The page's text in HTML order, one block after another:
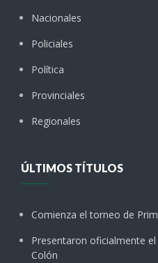
Nacionales
Policiales
Política
Provinciales
Regionales
ÚLTIMOS TÍTULOS
Comienza el torneo de
Presentaron oficialmente
Colón